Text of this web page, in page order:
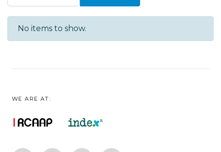
No items to show.
WE ARE AT: